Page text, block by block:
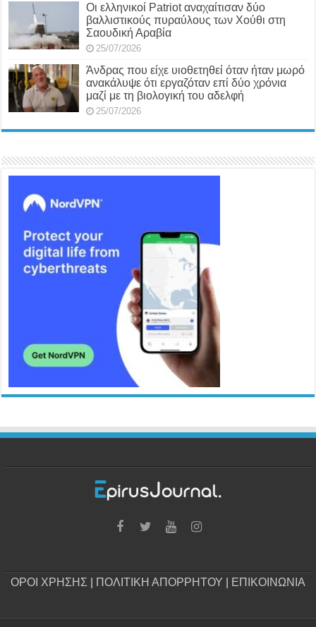
Οι ελληνικοί Patriot αναχαίτισαν δύο
βαλλιστικούς πυραύλους των Χούθι στη
Σαουδική Αραβία
25/07/2026
Άνδρας που είχε υιοθετηθεί όταν ήταν μωρό
ανακάλυψε ότι εργαζόταν επί δύο χρόνια
μαζί με τη βιολογική του αδελφή
25/07/2026
ΟΡΟΙ ΧΡΗΣΗΣ ΠΟΛΙΤΙΚΗ ΑΠΟΡΡΗΤΟΥ ΕΠΙΚΟΙΝΩΝΙΑ